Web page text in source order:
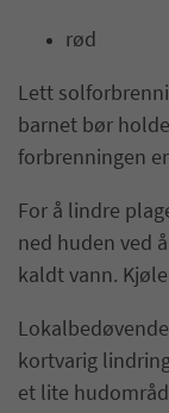
rød
Lett
barnet bør
forbrenningen
For å lindre
ned huden ved
kaldt vann.
kortvarig
et lite